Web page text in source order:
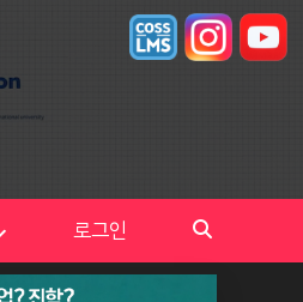
로그인